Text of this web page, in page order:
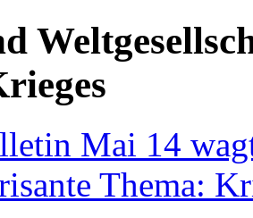
Mai 14
Thema: